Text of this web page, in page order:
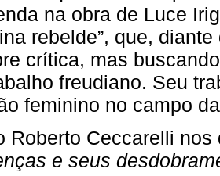
na obra de Luce
rebelde”, que,
crítica, mas
freudiano. Seu
feminino no campo
Roberto Ceccarelli
e seus